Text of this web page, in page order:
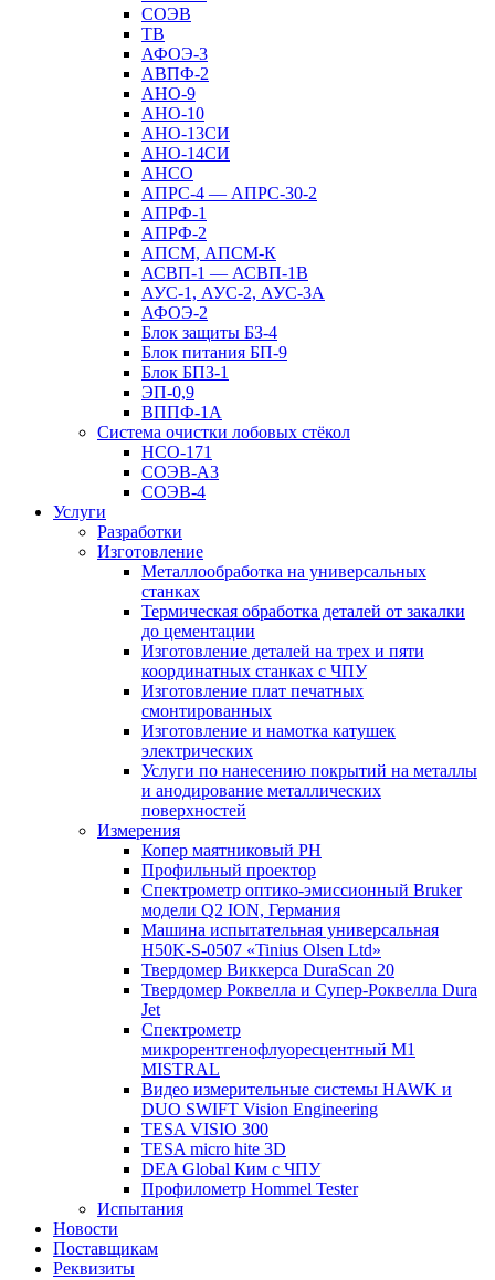
СОЭВ
ТВ
АФОЭ-3
АВПФ-2
АНО-9
АНО-10
АНО-13СИ
АНО-14СИ
АНСО
АПРС-4 — АПРС-30-2
АПРФ-1
АПРФ-2
АПСМ, АПСМ-К
АСВП-1 — АСВП-1В
АУС-1, АУС-2, АУС-3А
АФОЭ-2
Блок защиты БЗ-4
Блок питания БП-9
Блок БПЗ-1
ЭП-0,9
ВППФ-1А
Система очистки лобовых стёкол
НСО-171
СОЭВ-А3
СОЭВ-4
Услуги
Разработки
Изготовление
Металлообработка на универсальных
станках
Термическая обработка деталей от закалки
до цементации
Изготовление деталей на трех и пяти
координатных станках с ЧПУ
Изготовление плат печатных
смонтированных
Изготовление и намотка катушек
электрических
Услуги по нанесению покрытий на металлы
и анодирование металлических
поверхностей
Измерения
Копер маятниковый РН
Профильный проектор
Спектрометр оптико-эмиссионный Bruker
модели Q2 ION, Германия
Машина испытательная универсальная
H50K-S-0507 «Tinius Olsen Ltd»
Твердомер Виккерса DuraScan 20
Твердомер Роквелла и Супер-Роквелла Dura
Jet
Спектрометр
микрорентгенофлуоресцентный М1
MISTRAL
Видео измерительные системы HAWK и
DUO SWIFT Vision Engineering
TESA VISIO 300
TESA micro hite 3D
DEA Global Ким с ЧПУ
Профилометр Hommel Tester
Испытания
Новости
Поставщикам
Реквизиты